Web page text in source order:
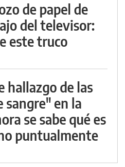
de papel de
del televisor:
este truco
hallazgo de las
sangre" en la
se sabe qué es
puntualmente